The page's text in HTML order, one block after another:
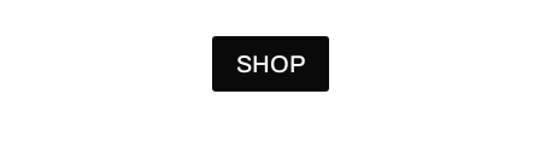
SHOP